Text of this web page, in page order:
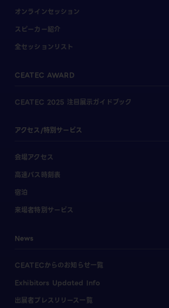
オンラインセッション
スピーカー紹介
全セッションリスト
CEATEC AWARD
CEATEC 2025 注目展示ガイドブック
アクセス/特別サービス
会場アクセス
高速バス時刻表
宿泊
来場者特別サービス
News
CEATECからのお知らせ一覧
Exhibitors Updated Info
出展者プレスリリース一覧